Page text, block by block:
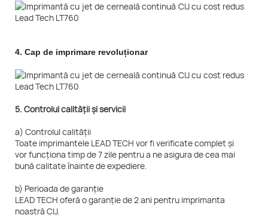
4. Cap de imprimare revoluționar
5. Controlul calității și servicii
a) Controlul calității
Toate imprimantele LEAD TECH vor fi verificate complet și
vor funcționa timp de 7 zile pentru a ne asigura de cea mai
bună calitate înainte de expediere.
b) Perioada de garanție
LEAD TECH oferă o garanție de 2 ani pentru imprimanta
noastră CIJ.